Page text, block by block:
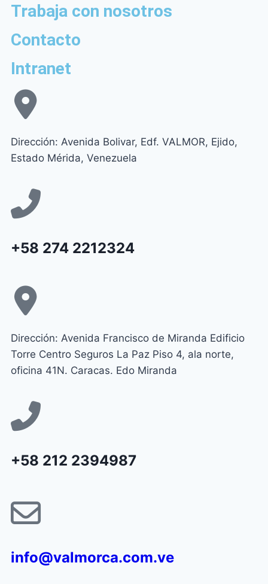
Trabaja con nosotros
Contacto
Intranet
Dirección: Avenida Bolivar, Edf. VALMOR, Ejido,
Estado Mérida, Venezuela
+58 274 2212324
Dirección: Avenida Francisco de Miranda Edificio
Torre Centro Seguros La Paz Piso 4, ala norte,
oficina 41N. Caracas. Edo Miranda
+58 212 2394987
info@valmorca.com.ve